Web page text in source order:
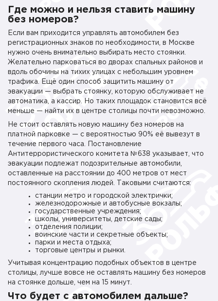
Где можно и нельзя ставить машину
без номеров?
Если вам приходится управлять автомобилем без
регистрационных знаков по необходимости, в Москве
нужно очень внимательно выбирать место стоянки.
Желательно парковаться во дворах спальных районов и
вдоль обочины на тихих улицах с небольшим уровнем
трафика. Ещё один способ защитить машину от
эвакуации — выбрать стоянку, которую обслуживает не
автоматика, а кассир. Но таких площадок становится всё
меньше — найти их в центре столицы почти невозможно.
Не стоит оставлять новую машину без номеров на
платной парковке — с вероятностью 90% её вывезут в
течение первого часа. Постановление
Антитеррористического комитета №638 указывает, что
эвакуации подлежат подозрительные автомобили,
оставленные на расстоянии до 400 метров от мест
постоянного скопления людей. Таковыми считаются:
станции метро и городской электрички;
железнодорожные и автобусные вокзалы;
государственные учреждения;
школы, университеты, детские сады;
отделения полиции;
воинские части и секретные объекты;
парки и места отдыха;
торговые центры и рынки.
Учитывая концентрацию подобных объектов в центре
столицы, лучше вовсе не оставлять машину без номеров
на стоянке дольше, чем на 15 минут.
Что будет с автомобилем дальше?